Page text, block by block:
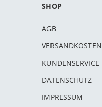
SHOP
AGB
VERSANDKOSTEN
KUNDENSERVICE
DATENSCHUTZ
IMPRESSUM